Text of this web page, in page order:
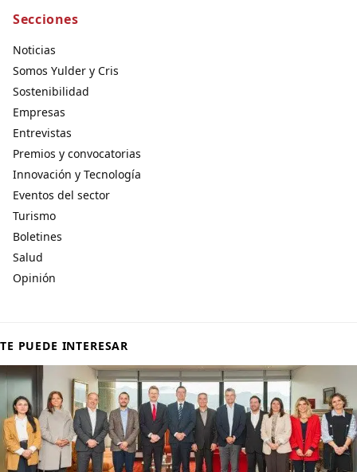
Secciones
Noticias
Somos Yulder y Cris
Sostenibilidad
Empresas
Entrevistas
Premios y convocatorias
Innovación y Tecnología
Eventos del sector
Turismo
Boletines
Salud
Opinión
TE PUEDE INTERESAR